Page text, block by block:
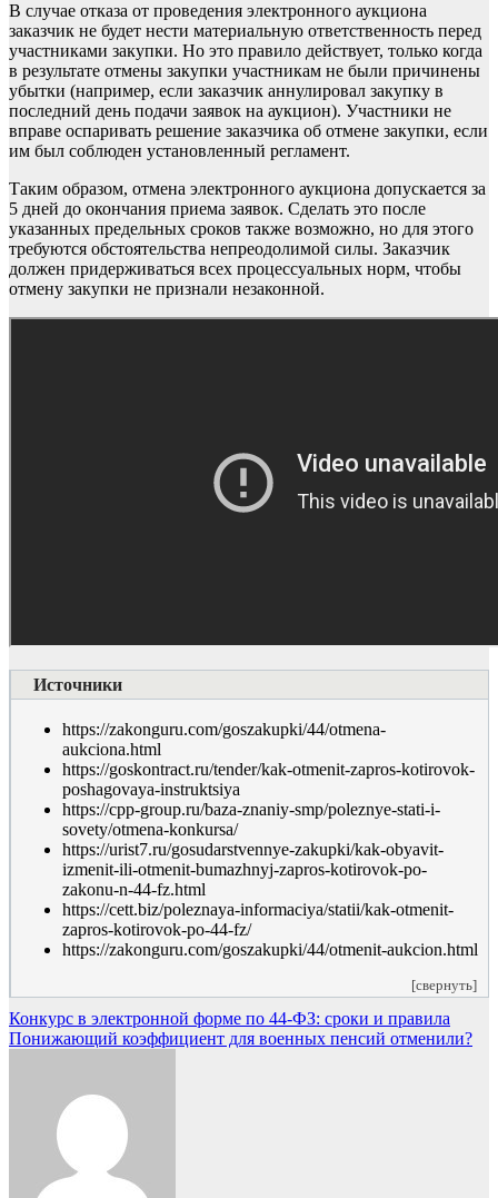
В случае отказа от проведения электронного аукциона
заказчик не будет нести материальную ответственность перед
участниками закупки. Но это правило действует, только когда
в результате отмены закупки участникам не были причинены
убытки (например, если заказчик аннулировал закупку в
последний день подачи заявок на аукцион). Участники не
вправе оспаривать решение заказчика об отмене закупки, если
им был соблюден установленный регламент.
Таким образом, отмена электронного аукциона допускается за
5 дней до окончания приема заявок. Сделать это после
указанных предельных сроков также возможно, но для этого
требуются обстоятельства непреодолимой силы. Заказчик
должен придерживаться всех процессуальных норм, чтобы
отмену закупки не признали незаконной.
Источники
https://zakonguru.com/goszakupki/44/otmena-
aukciona.html
https://goskontract.ru/tender/kak-otmenit-zapros-kotirovok-
poshagovaya-instruktsiya
https://cpp-group.ru/baza-znaniy-smp/poleznye-stati-i-
sovety/otmena-konkursa/
https://urist7.ru/gosudarstvennye-zakupki/kak-obyavit-
izmenit-ili-otmenit-bumazhnyj-zapros-kotirovok-po-
zakonu-n-44-fz.html
https://cett.biz/poleznaya-informaciya/statii/kak-otmenit-
zapros-kotirovok-po-44-fz/
https://zakonguru.com/goszakupki/44/otmenit-aukcion.html
[свернуть]
Навигация
по
Конкурс в электронной форме по 44-ФЗ: сроки и правила
Понижающий коэффициент для военных пенсий отменили?